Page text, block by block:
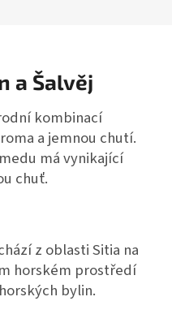
a Šalvěj
kombinací
a jemnou chutí.
má vynikající
chuť.
z oblasti Sitia na
horském prostředí
bylin.